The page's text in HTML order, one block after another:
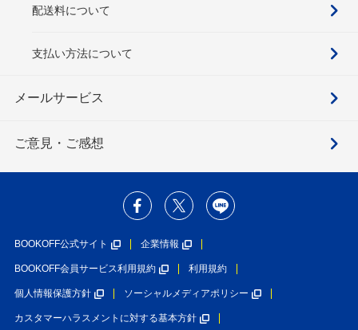
配送料について
支払い方法について
メールサービス
ご意見・ご感想
BOOKOFF公式サイト 企業情報
BOOKOFF会員サービス利用規約 利用規約
個人情報保護方針 ソーシャルメディアポリシー
カスタマーハラスメントに対する基本方針